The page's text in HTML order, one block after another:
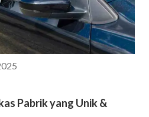
Pabrik yang Unik &